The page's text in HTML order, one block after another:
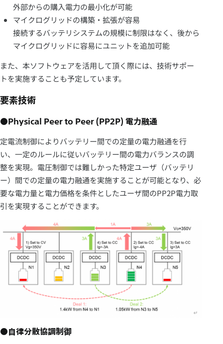
外部からの購入電力の最小化が可能
マイクログリッドの構築・拡張が容易
接続するバッテリシステムの規模に制限はなく、後から
マイクログリッドに容易にユニットを追加可能
また、本ソフトウェアを活用して頂く際には、技術サポー
トを実施することも予定しています。
要素技術
●Physical Peer to Peer (PP2P) 電力融通
定電流制御によりバッテリー間での定量の電力融通を行
い、一定のルールに従いバッテリー間の電力バランスの調
整を実現。電圧制御では難しかった特定ユーザ（バッテリ
ー）間での定量の電力融通を実施することが可能となり、必
要な電力量と電力価格を条件としたユーザ間のPP2P電力取
引を実現することができます。
●自律分散協調制御